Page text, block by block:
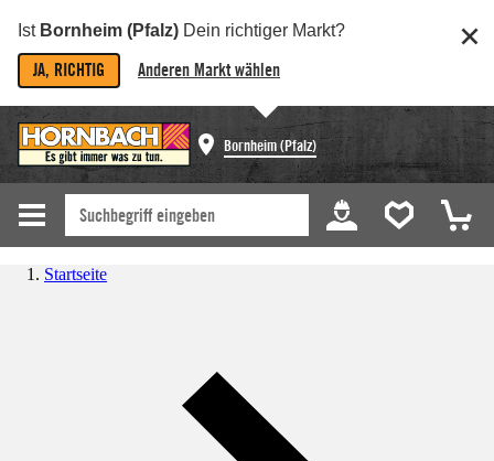
Ist Bornheim (Pfalz) Dein richtiger Markt?
JA, RICHTIG Anderen Markt wählen
Bornheim (Pfalz)
Startseite